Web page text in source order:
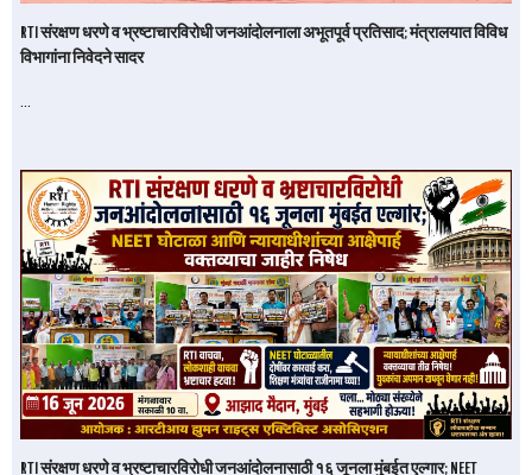
RTI संरक्षण धरणे व भ्रष्टाचारविरोधी जनआंदोलनाला अभूतपूर्व प्रतिसाद; मंत्रालयात विविध
विभागांना निवेदने सादर
…
RTI संरक्षण धरणे व भ्रष्टाचारविरोधी जनआंदोलनासाठी १६ जूनला मुंबईत एल्गार; NEET